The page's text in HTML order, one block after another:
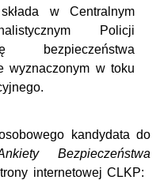
w Centralnym
Policji
bezpieczeństwa
wyznaczonym w toku
kandydata do
Bezpieczeństwa
internetowej CLKP: